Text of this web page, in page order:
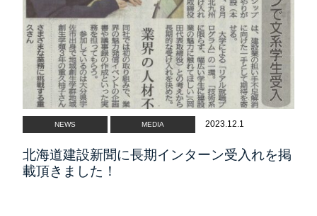
NEWS MEDIA 2023.12.1
北海道建設新聞に長期インターン受入れを掲
載頂きました！